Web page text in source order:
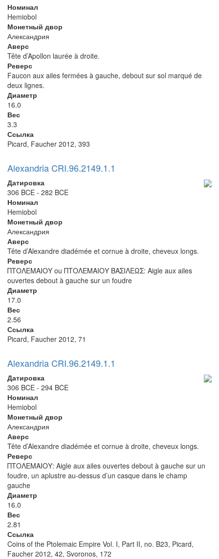
Номинал
Hemiobol
Монетный двор
Александрия
Аверс
Tête d’Apollon laurée à droite.
Реверс
Faucon aux ailes fermées à gauche, debout sur sol marqué de
deux lignes.
Диаметр
16.0
Вес
3.3
Ссылка
Picard, Faucher 2012, 393
Alexandria CRI.96.2149.1.1
Датировка
306 BCE - 282 BCE
Номинал
Hemiobol
Монетный двор
Александрия
Аверс
Tête d’Alexandre diadémée et cornue à droite, cheveux longs.
Реверс
ΠΤΟΛΕΜΑΙΟΥ ou ΠΤΟΛΕΜΑΙΟΥ ΒΑΣΙΛΕΩΣ: Aigle aux ailes
ouvertes debout à gauche sur un foudre
Диаметр
17.0
Вес
2.56
Ссылка
Picard, Faucher 2012, 71
Alexandria CRI.96.2149.1.1
Датировка
306 BCE - 294 BCE
Номинал
Hemiobol
Монетный двор
Александрия
Аверс
Tête d’Alexandre diadémée et cornue à droite, cheveux longs.
Реверс
ΠΤΟΛΕΜΑΙΟΥ: Aigle aux ailes ouvertes debout à gauche sur un
foudre, un aplustre au-dessus d’un casque dans le champ
gauche
Диаметр
16.0
Вес
2.81
Ссылка
Coins of the Ptolemaic Empire Vol. I, Part II, no. B23, Picard,
Faucher 2012, 42, Svoronos, 172